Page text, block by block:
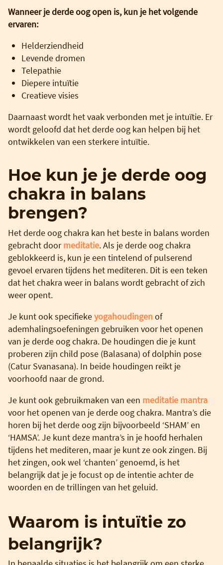
Wanneer je derde oog open is, kun je het volgende
ervaren:
Helderziendheid
Levende dromen
Telepathie
Diepere intuïtie
Creatieve visies
Daarnaast wordt het vaak verbonden met je intuïtie. Er
wordt geloofd dat het derde oog kan helpen bij het
ontwikkelen van een sterkere intuïtie.
Hoe kun je je derde oog
chakra in balans
brengen?
Het derde oog chakra kan het beste in balans worden
gebracht doormeditatie. Als je derde oog chakra
geblokkeerd is, kun je een tintelend of pulserend
gevoel ervaren tijdens het mediteren. Dit is een teken
dat het chakra weer in balans wordt gebracht of zich
weer opent.
Je kunt ook specifiekeyogahoudingenof
ademhalingsoefeningen gebruiken voor het openen
van je derde oog chakra. De houdingen die je kunt
proberen zijn child pose (Balasana) of dolphin pose
(Catur Svanasana). In beide houdingen reikt je
voorhoofd naar de grond.
Je kunt ook gebruikmaken van een meditatie mantra
voor het openen van je derde oog chakra. Mantra’s die
horen bij het derde oog zijn bijvoorbeeld ‘SHAM’ en
‘HAMSA’. Je kunt deze mantra’s in je hoofd herhalen
tijdens het mediteren, maar je kunt ze ook zingen. Bij
het zingen, ook wel ‘chanten’ genoemd, is het
belangrijk dat je je focust op de intentie achter de
woorden en de trillingen van het geluid.
Waarom is intuïtie zo
belangrijk?